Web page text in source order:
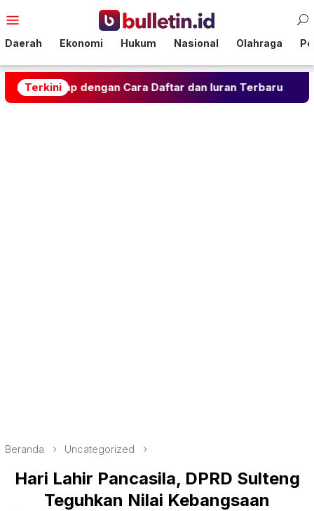
ke
Mobile
Daerah Ekonomi Hukum Nasional Olahraga
TerkiniCara Daftar dan Iuran Terbaru Rahasia
Beranda Uncategorized
Hari Lahir Pancasila, DPRD Sulteng
Teguhkan Nilai Kebangsaan